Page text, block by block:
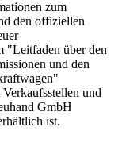
zum
den offiziellen
"Leitfaden über den
und den
und
GmbH
ist.